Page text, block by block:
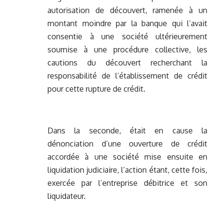
autorisation de découvert, ramenée à un
montant moindre par la banque qui l’avait
consentie à une société ultérieurement
soumise à une procédure collective, les
cautions du découvert recherchant la
responsabilité de l’établissement de crédit
pour cette rupture de crédit.
Dans la seconde, était en cause la
dénonciation d’une ouverture de crédit
accordée à une société mise ensuite en
liquidation judiciaire, l’action étant, cette fois,
exercée par l’entreprise débitrice et son
liquidateur.